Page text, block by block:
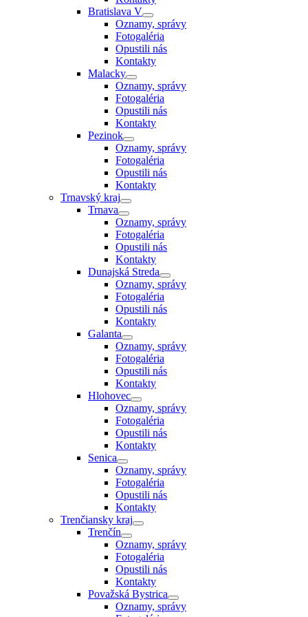
Bratislava V
Oznamy, správy
Fotogaléria
Opustili nás
Kontakty
Malacky
Oznamy, správy
Fotogaléria
Opustili nás
Kontakty
Pezinok
Oznamy, správy
Fotogaléria
Opustili nás
Kontakty
Trnavský kraj
Trnava
Oznamy, správy
Fotogaléria
Opustili nás
Kontakty
Dunajská Streda
Oznamy, správy
Fotogaléria
Opustili nás
Kontakty
Galanta
Oznamy, správy
Fotogaléria
Opustili nás
Kontakty
Hlohovec
Oznamy, správy
Fotogaléria
Opustili nás
Kontakty
Senica
Oznamy, správy
Fotogaléria
Opustili nás
Kontakty
Trenčiansky kraj
Trenčín
Oznamy, správy
Fotogaléria
Opustili nás
Kontakty
Považská Bystrica
Oznamy, správy